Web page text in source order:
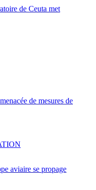
de Ceuta met
de mesures de
aviaire se propage